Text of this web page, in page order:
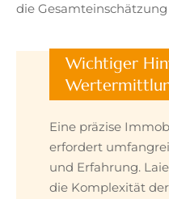
die
Wichtiger
Eine präzise
erfordert
und Erfahrung.
die Komplexität